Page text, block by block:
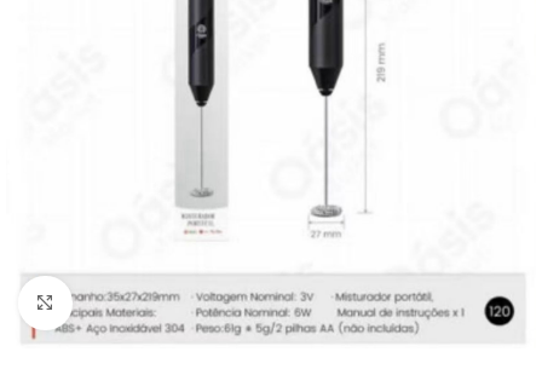
Clique para ampliar